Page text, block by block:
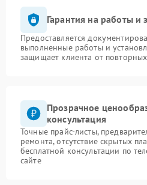
Гарантия на работы и
Предоставляется
выполненные работы и
защищает клиента от
Прозрачное
консультация
Точные прайс-листы,
ремонта, отсутствие скрытых
бесплатной консультации по
сайте